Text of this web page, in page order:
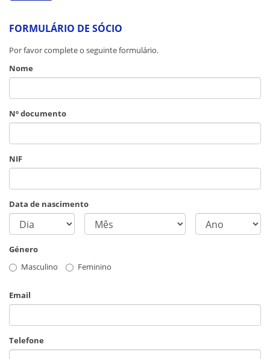
FORMULÁRIO DE SÓCIO
Por favor complete o seguinte formulário.
Nome
Nº documento
NIF
Data de nascimento
Género
Masculino
Feminino
Email
Telefone